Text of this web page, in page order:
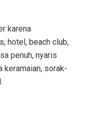
karena
hotel, beach club,
penuh, nyaris
keramaian, sorak-